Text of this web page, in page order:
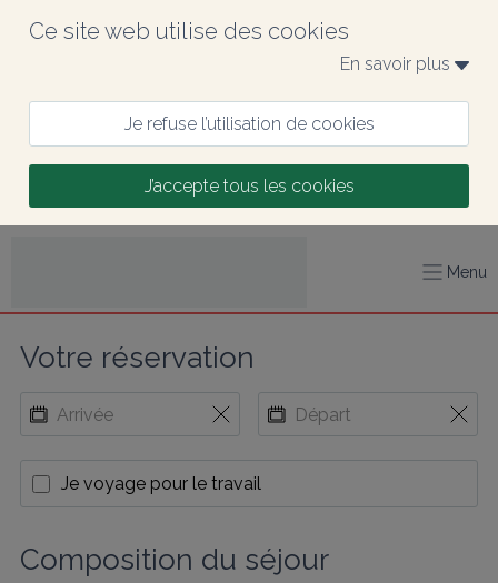
Ce site web utilise des cookies
En savoir plus
Je refuse l’utilisation de cookies
J’accepte tous les cookies
Menu
Votre réservation
Je voyage pour le travail
Composition du séjour